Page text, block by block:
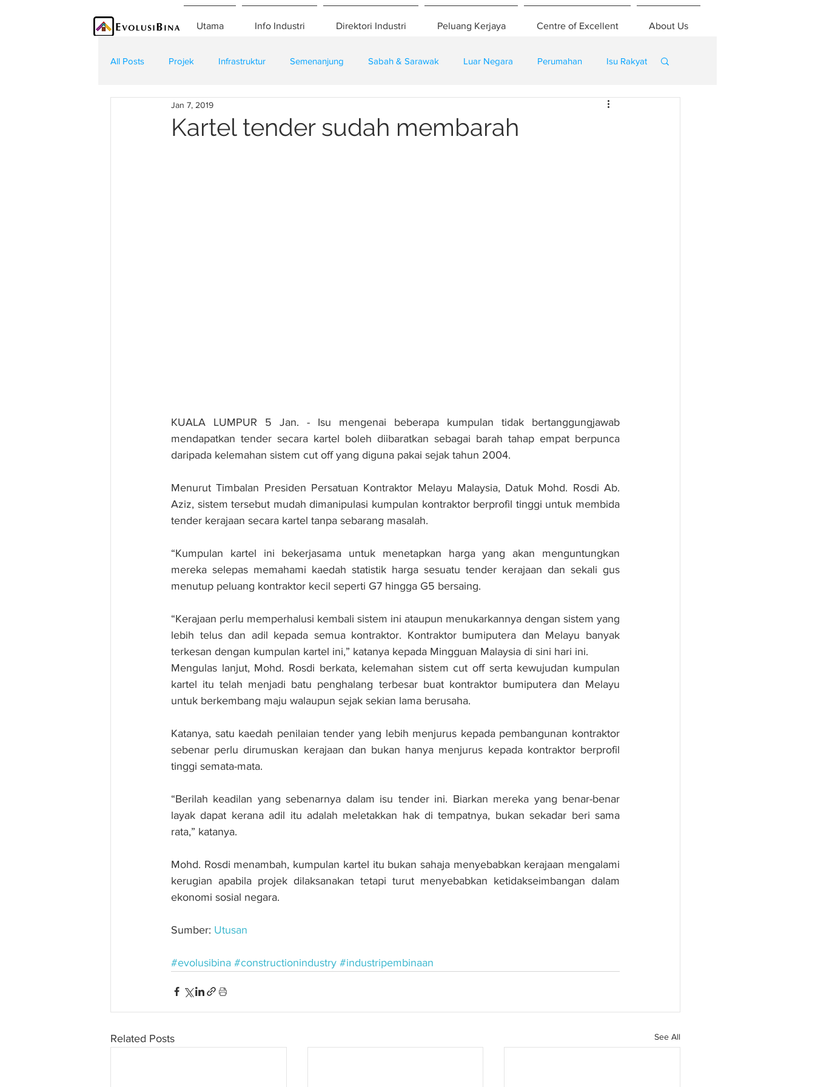
Utama Info Industri Direktori Industri Peluang Kerjaya Centre of Excellent About Us
All Posts Projek Infrastruktur Semenanjung Sabah & Sarawak Luar Negara Perumahan Isu Rakyat
Teknologi Kontraktor
Kartel tender sudah membarah
Jan 7, 2019
KUALA LUMPUR 5 Jan. - Isu mengenai beberapa kumpulan tidak bertanggungjawab
mendapatkan tender secara kartel boleh diibaratkan sebagai barah tahap empat berpunca
daripada kelemahan sistem cut off yang diguna pakai sejak tahun 2004.
Menurut Timbalan Pre­siden Persatuan Kontraktor Me­layu Malaysia, Datuk Mohd. Rosdi Ab.
Aziz, sistem tersebut mudah dimanipulasi kumpulan kontraktor berprofil tinggi untuk membida
tender kerajaan secara kartel tanpa sebarang masalah.
“Kumpulan kartel ini bekerjasama untuk menetapkan harga yang akan menguntungkan
mereka selepas memahami kaedah statistik harga sesuatu tender kerajaan dan sekali gus
menutup peluang kontraktor kecil seperti G7 hingga G5 bersaing.
“Kerajaan perlu memperhalusi kembali sistem ini ataupun menukarkannya dengan sistem yang
lebih telus dan adil kepada semua kontraktor. Kontraktor bumiputera dan Me­layu ba­nyak
terkesan dengan kumpulan kartel ini,” ka­tanya kepada Ming­guan Malaysia di sini hari ini.
Mengulas lanjut, Mohd. Rosdi berkata, kelemahan sistem cut off serta kewujudan kumpulan
kartel itu telah menjadi batu penghalang terbesar buat kontraktor bumiputera dan Melayu
untuk berkembang maju walaupun sejak sekian lama berusaha.
Katanya, satu kaedah penilaian tender yang lebih menjurus kepada pembangunan kontraktor
sebenar perlu dirumuskan kerajaan dan bukan hanya menjurus kepada kontraktor berprofil
tinggi semata-mata.
“Berilah keadilan yang sebenarnya dalam isu tender ini. Biarkan mereka yang benar-benar
layak dapat kerana adil itu adalah meletakkan hak di tempatnya, bukan sekadar beri sama
rata,” katanya.
Mohd. Rosdi menambah, kumpulan kartel itu bukan sahaja menyebabkan kerajaan mengalami
kerugian apabila projek dilaksanakan tetapi turut menyebabkan ketidakseimbangan dalam
ekonomi sosial negara.
Sumber: Utusan
#evolusibina #constructionindustry #industripembinaan
Related Posts See All